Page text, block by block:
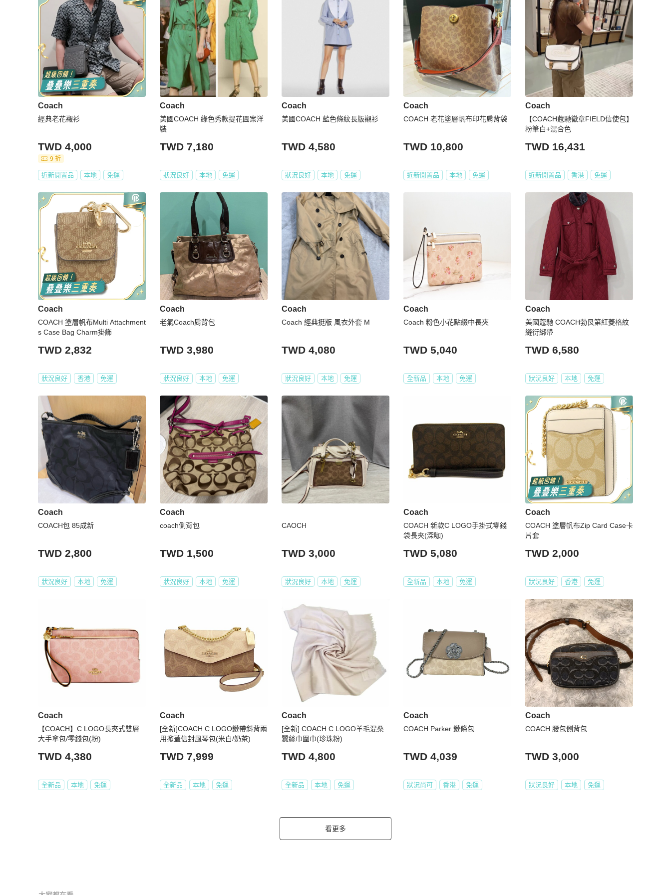
Coach
經典老花襯衫
TWD 4,000
9 折
近新閒置品 本地 免運
Coach
美國COACH 綠色秀款提花圖案洋
裝
TWD 7,180
狀況良好 本地 免運
Coach
美國COACH 藍色條紋長版襯衫
TWD 4,580
狀況良好 本地 免運
Coach
COACH 老花塗層帆布印花肩背袋
TWD 10,800
近新閒置品 本地 免運
Coach
【COACH蔻馳徽章FIELD信使包】
粉筆白+混合色
TWD 16,431
近新閒置品 香港 免運
Coach
COACH 塗層帆布Multi Attachment
s Case Bag Charm掛飾
TWD 2,832
狀況良好 香港 免運
Coach
老氣Coach肩背包
TWD 3,980
狀況良好 本地 免運
Coach
Coach 經典挺版 風衣外套 M
TWD 4,080
狀況良好 本地 免運
Coach
Coach 粉色小花點綴中長夾
TWD 5,040
全新品 本地 免運
Coach
美國蔻馳 COACH勃艮第紅菱格紋
縫衍綁帶
TWD 6,580
狀況良好 本地 免運
Coach
COACH包 85成新
TWD 2,800
狀況良好 本地 免運
Coach
coach側背包
TWD 1,500
狀況良好 本地 免運
CAOCH
TWD 3,000
狀況良好 本地 免運
Coach
COACH 新款C LOGO手掛式零錢
袋長夾(深咖)
TWD 5,080
全新品 本地 免運
Coach
COACH 塗層帆布Zip Card Case卡
片套
TWD 2,000
狀況良好 香港 免運
Coach
【COACH】C LOGO長夾式雙層
大手拿包/零錢包(粉)
TWD 4,380
全新品 本地 免運
Coach
[全新]COACH C LOGO鏈帶斜背兩
用掀蓋信封風琴包(米白/奶茶)
TWD 7,999
全新品 本地 免運
Coach
[全新] COACH C LOGO羊毛混桑
蠶絲巾圍巾(珍珠粉)
TWD 4,800
全新品 本地 免運
Coach
COACH Parker 鏈條包
TWD 4,039
狀況尚可 香港 免運
Coach
COACH 腰包側背包
TWD 3,000
狀況良好 本地 免運
看更多